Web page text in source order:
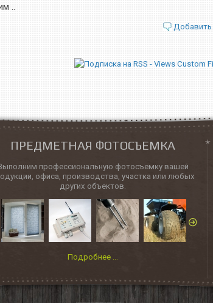
..
ПРЕДМЕТНАЯ ФОТОСЪЕМКА
профессиональную фотосъемку вашей
офиса, производства, участка или любых
других объектов.
Подробнее ...